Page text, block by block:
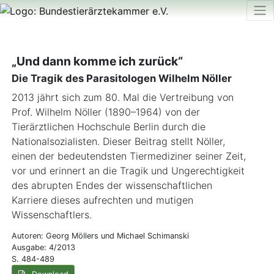
„Und dann komme ich zurück“
Die Tragik des Parasitologen Wilhelm Nöller
2013 jährt sich zum 80. Mal die Vertreibung von
Prof. Wilhelm Nöller (1890–1964) von der
Tierärztlichen Hochschule Berlin durch die
Nationalsozialisten. Dieser Beitrag stellt Nöller,
einen der bedeutendsten Tiermediziner seiner Zeit,
vor und erinnert an die Tragik und Ungerechtigkeit
des abrupten Endes der wissenschaftlichen
Karriere dieses aufrechten und mutigen
Wissenschaftlers.
Autoren: Georg Möllers und Michael Schimanski
Ausgabe: 4/2013
S. 484-489